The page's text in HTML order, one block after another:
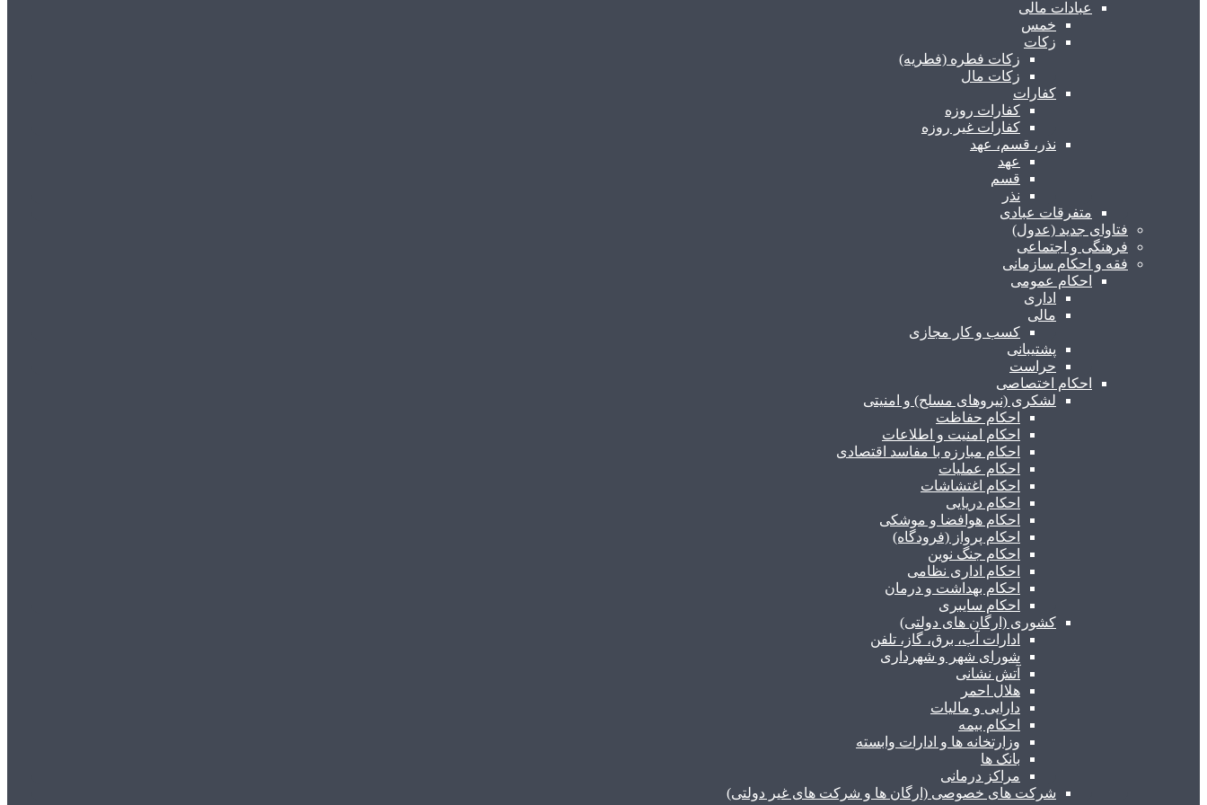
عبادات مالی
خمس
زکات
زکات فطره (فطریه)
زکات مال
کفارات
کفارات روزه
کفارات غیر روزه
نذر، قسم، عهد
عهد
قسم
نذر
متفرقات عبادی
فتاوای جدید (عدول)
فرهنگی و اجتماعی
فقه و احکام سازمانی
احکام عمومی
اداری
مالی
کسب و کار مجازی
پشتیبانی
حراست
احکام اختصاصی
لشکری (نیروهای مسلح) و امنیتی
احکام حفاظت
احکام امنیت و اطلاعات
احکام مبارزه با مفاسد اقتصادی
احکام عملیات
احکام اغتشاشات
احکام دریایی
احکام هوافضا و موشکی
احکام پرواز (فرودگاه)
احکام جنگ نوین
احکام اداری نظامی
احکام بهداشت و درمان
احکام سایبری
کشوری (ارگان های دولتی)
ادارات آب، برق، گاز، تلفن
شورای شهر و شهرداری
آتش نشانی
هلال احمر
دارایی و مالیات
احکام بیمه
وزارتخانه ها و ادارات وابسته
بانک ها
مراکز درمانی
شرکت های خصوصی (ارگان ها و شرکت های غیر دولتی)